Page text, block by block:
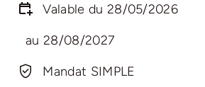
Mandat SIMPLE
Valable du 28/05/2026
au 28/08/2027